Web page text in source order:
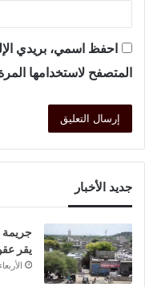
احفظ اسمي، بريدي
المتصفح لاستخدامها
جديد الأخبار
جريمة
يقر
الأربعاء, 5 أغسطس 2026 -